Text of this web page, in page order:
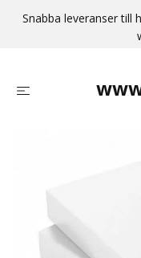
Snabba leveranser till